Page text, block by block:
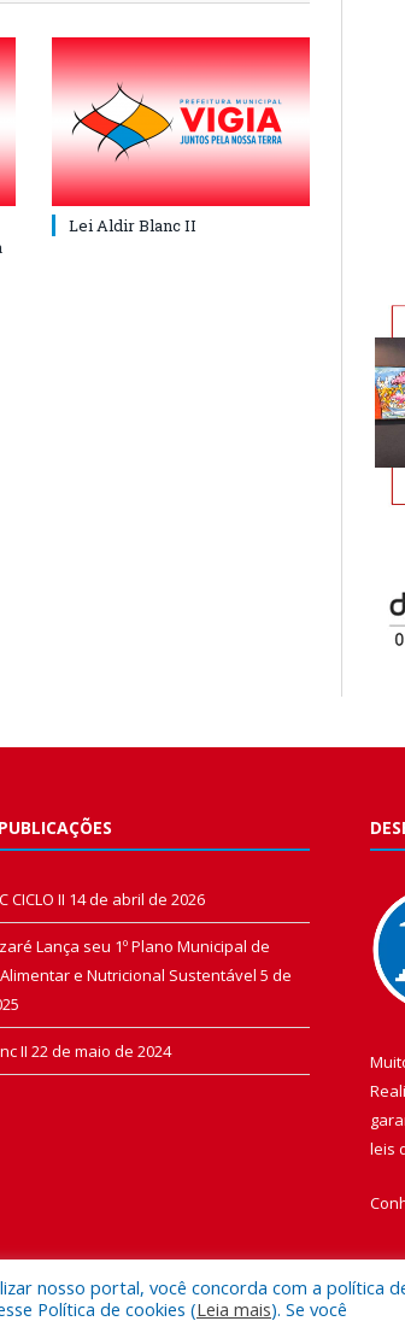
Lei Aldir Blanc II
CICLO II 14 de abril de 2026
Lança seu 1º Plano Municipal de
e Nutricional Sustentável 5 de
II 22 de maio de 2024
leis
nosso portal, você concorda com a política
Política de cookies (Leia mais). Se você